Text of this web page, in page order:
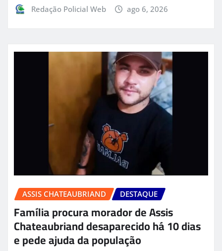
Redação Policial Web ago 6, 2026
ASSIS CHATEAUBRIAND DESTAQUE
Família procura morador de Assis
Chateaubriand desaparecido há 10 dias
e pede ajuda da população